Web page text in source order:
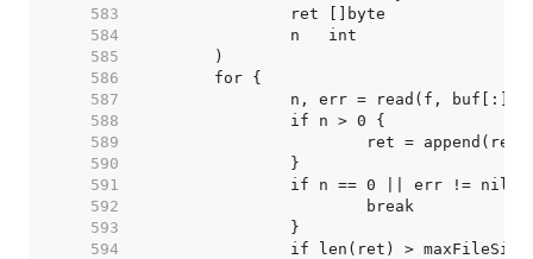
   583
   584
   585
   586
   587
   588
   589
   590
   591
   592
   593
   594